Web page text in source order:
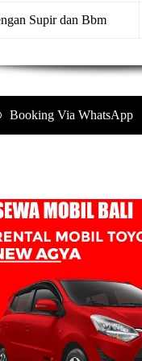
Supir dan Bbm
Booking Via WhatsApp